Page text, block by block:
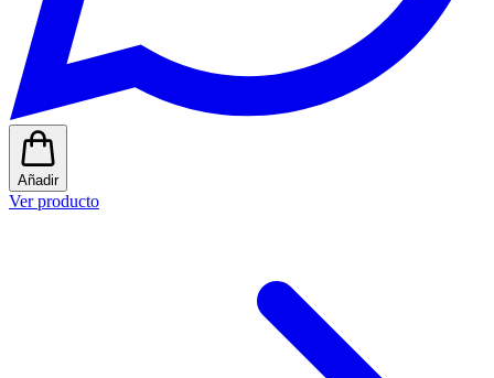
Añadir
Ver producto